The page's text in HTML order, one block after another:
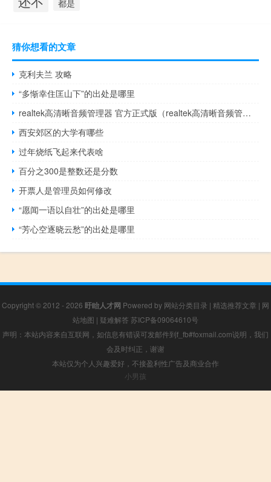
都是
猜你想看的文章
克利夫兰 攻略
“多惭幸住匡山下”的出处是哪里
realtek高清晰音频管理器 官方正式版（realtek高清晰音频管理器 官方正式版功能简介）
西安郊区的大学有哪些
过年烧纸飞起来代表啥
百分之300是整数还是分数
开票人是管理员如何修改
“愿闻一语以自壮”的出处是哪里
“芳心空逐晓云愁”的出处是哪里
Copyright © 2012 - 2026 盱眙人才网 Powered by 网站分类目录 | 精选推荐文章 | 网
站地图 | 疑难解答 苏ICP备09064610号
声明：本站内容来自互联网，如信息有错误可发邮件到f_fb#foxmail.com说明，我们
会及时纠正，谢谢
本站仅为个人兴趣爱好，不接盈利性广告及商业合作
小男孩